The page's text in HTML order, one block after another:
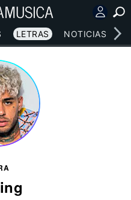
LETRAS NOTICIAS